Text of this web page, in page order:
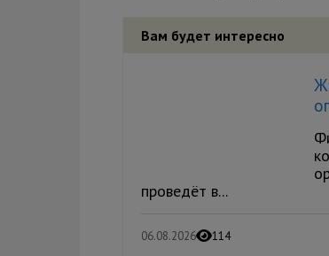
Вам будет интересно
проведёт в...
06.08.2026 114